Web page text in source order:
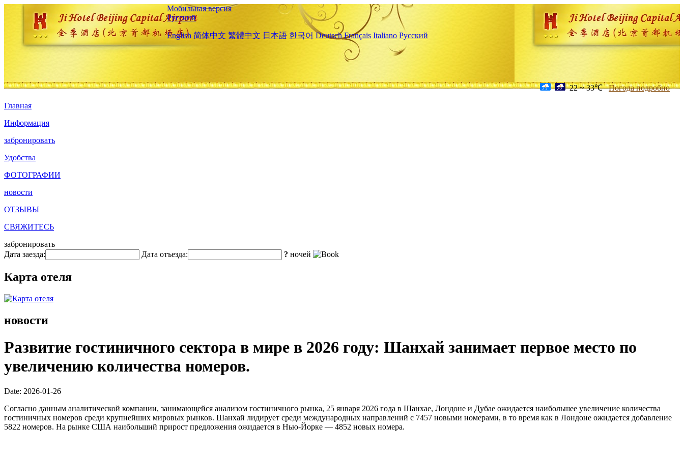
Мобильная версия
Русский
English 简体中文 繁體中文 日本語 한국어 Deutsch Français Italiano Русский
22 ~ 33℃ Погода подробно
Главная
Информация
забронировать
Удобства
ФОТОГРАФИИ
новости
ОТЗЫВЫ
СВЯЖИТЕСЬ
забронировать
Дата заезда:
Дата отъезда: ? ночей
Карта отеля
новости
Развитие гостиничного сектора в мире в 2026 году: Шанхай занимает первое место по
увеличению количества номеров.
Date: 2026-01-26
Согласно данным аналитической компании, занимающейся анализом гостиничного рынка, 25 января 2026 года в Шанхае, Лондоне и Дубае ожидается наибольшее увеличение количества
гостиничных номеров среди крупнейших мировых рынков. Шанхай лидирует среди международных направлений с 7457 новыми номерами, в то время как в Лондоне ожидается добавление
5822 номеров. На рынке США наибольший прирост предложения ожидается в Нью-Йорке — 4852 новых номера.